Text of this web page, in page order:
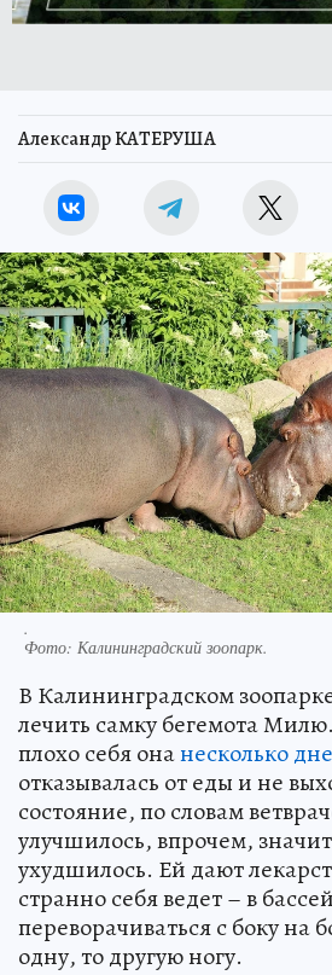
Александр КАТЕРУША
.
Фото: Калининградский зоопарк.
В Калининградском
лечить самку бегемота
плохо себя онанесколько
отказывалась от еды и не
состояние, по словам
улучшилось, впрочем,
ухудшилось. Ей дают
странно себя ведет – в
переворачиваться с боку на
одну, то другую ногу.